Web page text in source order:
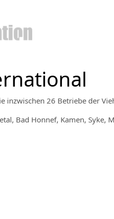
inzwischen 26 Betriebe der
Bad Honnef, Kamen,